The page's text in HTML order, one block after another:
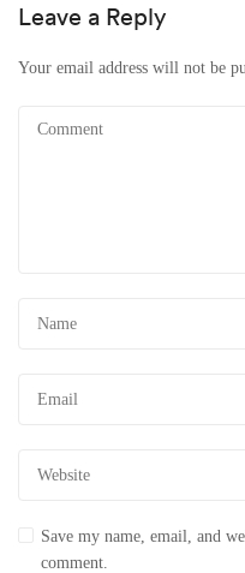
Leave a Reply
Your email address will not be
Save my name, email, and
comment.